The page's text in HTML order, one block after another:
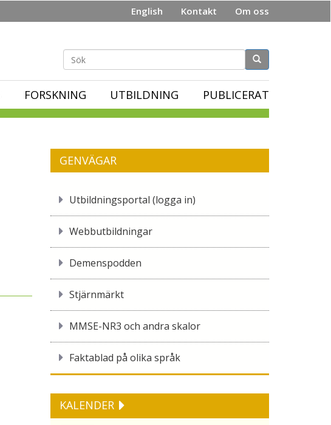
English Kontakt Om oss
Sökformulär
FORSKNING UTBILDNING PUBLICERAT
GENVÄGAR
Utbildningsportal (logga in)
Webbutbildningar
Demenspodden
Stjärnmärkt
MMSE-NR3 och andra skalor
Faktablad på olika språk
KALENDER